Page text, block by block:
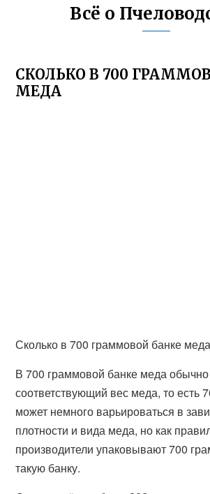
Всё о
СКОЛЬКО В 700
МЕДА
Сколько в 700 граммовой банке
В 700 граммовой банке меда
соответствующий вес меда, то есть
может немного варьироваться в
плотности и вида меда, но как
производители упаковывают 700
такую банку.